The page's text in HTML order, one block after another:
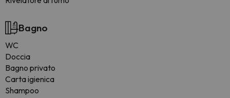
Bagno
WC
Doccia
Bagno privato
Carta igienica
Shampoo